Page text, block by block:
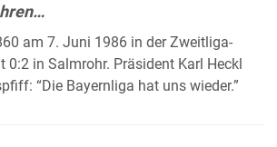
am 7. Juni 1986 in der Zweitliga-
0:2 in Salmrohr. Präsident Karl Heckl
“Die Bayernliga hat uns wieder.”